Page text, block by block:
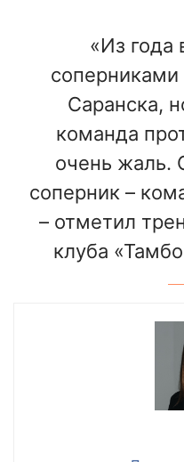
«Из года
Саранска,
команда
очень жаль.
соперник –
– отметил
клуба